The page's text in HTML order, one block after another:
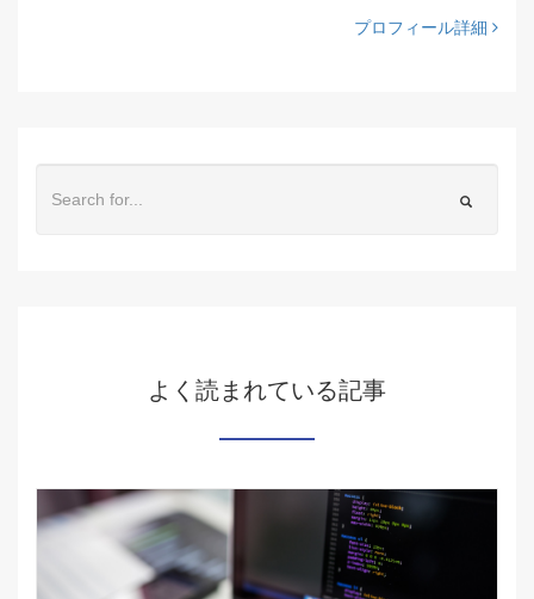
プロフィール詳細
よく読まれている記事